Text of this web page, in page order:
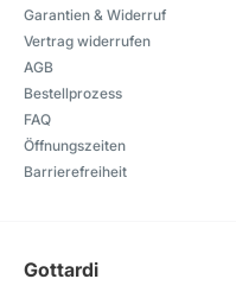
Garantien & Widerruf
Vertrag widerrufen
AGB
Bestellprozess
FAQ
Öffnungszeiten
Barrierefreiheit
Gottardi